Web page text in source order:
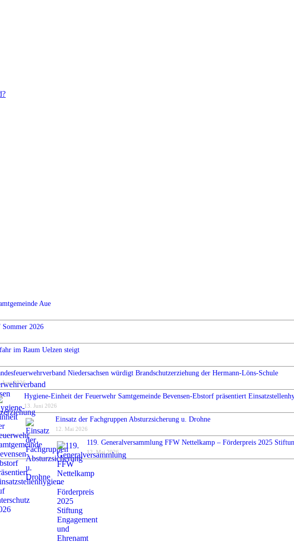
Aue
2026
im Raum Uelzen steigt
Niedersachsen würdigt Brandschutzerziehung der Hermann-Löns-Schule
Juni 2026
Hygiene-Einheit der Feuerwehr Samtgemeinde Bevensen-Ebstorf präsentiert
13. Juni 2026
Einsatz der Fachgruppen Absturzsicherung u. Drohne
12. Mai 2026
119. Generalversammlung FFW Nettelkamp – Förderpreis 2025
12. Mai 2026